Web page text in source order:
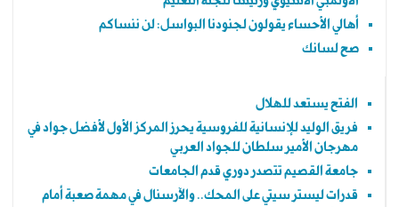
أهالي الأحساء يقولون لجنودنا البواسل: لن ننساكم
صح لسانك
الفتح يستعد للهلال
فريق الوليد للإنسانية للفروسية يحرز المركز الأول لأفضل جواد في
مهرجان الأمير سلطان للجواد العربي
‏جامعة القصيم تتصدر دوري قدم الجامعات
قدرات ليستر سيتي على المحك.. والآرسنال في مهمة صعبة أمام